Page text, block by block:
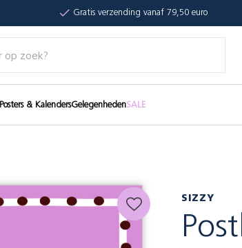
Gratis verzending vanaf 79,50 euro
Posters & KalendersGelegenhedenSALE
SIZZY